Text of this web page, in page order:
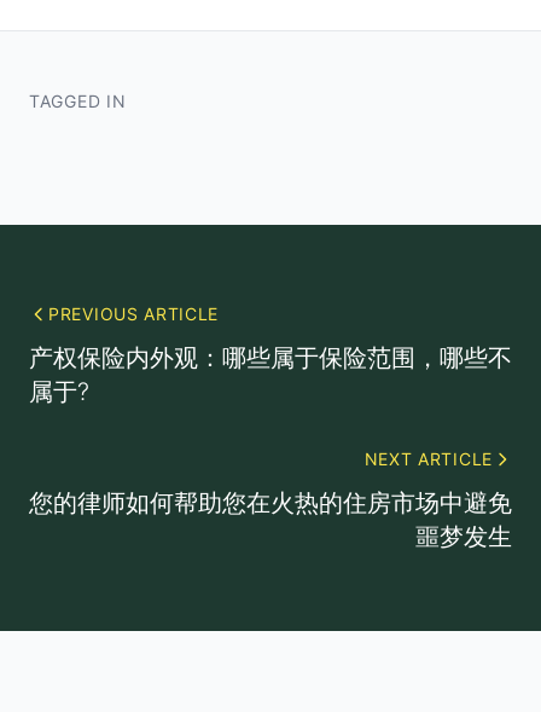
TAGGED IN
PREVIOUS ARTICLE
产权保险内外观：哪些属于保险范围，哪些不
属于?
NEXT ARTICLE
您的律师如何帮助您在火热的住房市场中避免
噩梦发生